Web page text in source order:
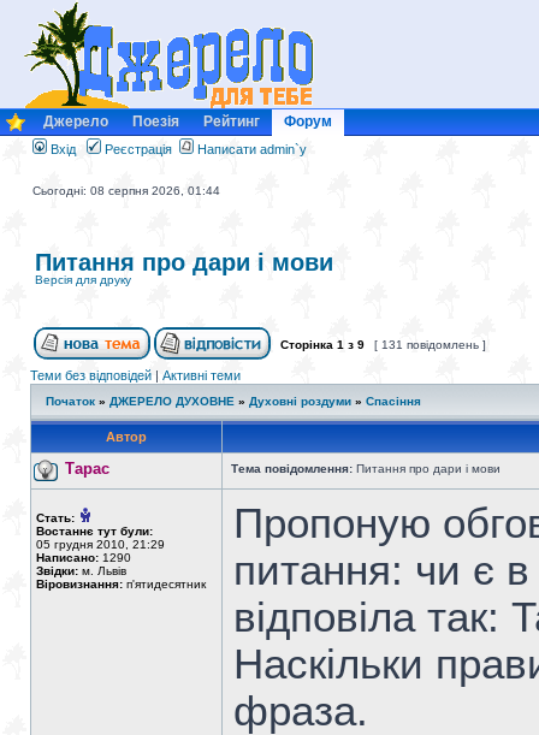
Джерело Поезія Рейтинг Форум
Вхід Реєстрація Написати admin`у
Сьогодні: 08 серпня 2026, 01:44
Питання про дари і мови
Версія для друку
Сторінка 1 з 9 [ 131 повідомлень ]
Теми без відповідей | Активні теми
Початок » ДЖЕРЕЛО ДУХОВНЕ » Духовні роздуми » Спасіння
Автор
Тарас Тема повідомлення: Питання про дари і мови
Стать:
Востаннє тут були:
05 грудня 2010, 21:29
Написано: 1290
Звідки: м. Львів
Віровизнання: п'ятидесятник
Пропоную
питання: чи є
відповіла
Наскільки
фраза.